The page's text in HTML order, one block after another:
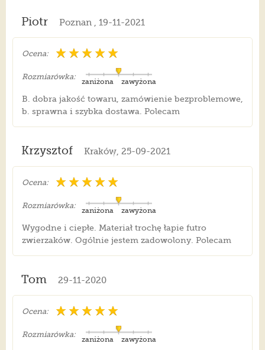
Piotr Poznan , 19-11-2021
Ocena:
Rozmiarówka:
zawyżona
zaniżona
B. dobra jakość towaru, zamówienie bezproblemowe,
b. sprawna i szybka dostawa. Polecam
Krzysztof Kraków, 25-09-2021
Ocena:
Rozmiarówka:
zawyżona
zaniżona
Wygodne i ciepłe. Materiał trochę łapie futro
zwierzaków. Ogólnie jestem zadowolony. Polecam
Tom 29-11-2020
Ocena:
Rozmiarówka:
zawyżona
zaniżona